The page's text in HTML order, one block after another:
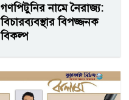
গণপিটুনির নামে নৈরাজ্য:
বিচারব্যবস্থার বিপজ্জনক
বিকল্প